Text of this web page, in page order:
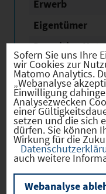
Erwerb
Eigentümer
Derzeitige
Beschreibung /
besondere
Merkmale
Sofern Sie uns Ihre
wir Cookies zur
Matomo Analytics.
„Webanalyse
Einwilligung
Analysezwecken
einer
setzen und die sich
dürfen. Sie können
Wirkung für die
auch weitere
Webanalyse